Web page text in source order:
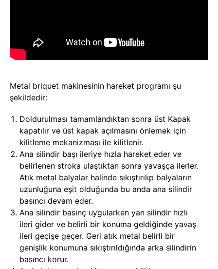
Metal briquet makinesinin hareket programı şu
şekildedir:
Doldurulması tamamlandıktan sonra üst Kapak
kapatılır ve üst kapak açılmasını önlemek için
kilitleme mekanizması ile kilitlenir.
Ana silindir başı ileriye hızla hareket eder ve
belirlenen stroka ulaştıktan sonra yavaşça ilerler.
Atık metal balyalar halinde sıkıştırılıp balyaların
uzunluğuna eşit olduğunda bu anda ana silindir
basıncı devam eder.
Ana silindir basınç uygularken yan silindir hızlı
ileri gider ve belirli bir konuma geldiğinde yavaş
ileri geçişe geçer. Geri atık metal belirli bir
genişlik konumuna sıkıştırıldığında arka silindirin
basıncı korur.